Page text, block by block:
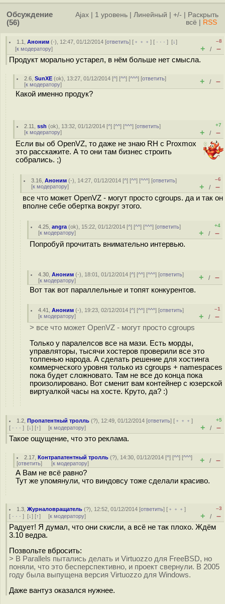
Обсуждение
(56)
Ajax 1 уровень Линейный +/-
Раскрыть
всё
RSS
1.1 ,Аноним (-), 12:47, 01/12/2014 [ответить] [ ﹢﹢﹢] [ · · ·][↓]
[к модератору]
–8
+ / –
Продукт морально устарел, в нём больше нет смысла.
2.6 ,SunXE (ok), 13:27, 01/12/2014 [^] [^^] [^^^] [ответить]
[к модератору] + / –
Какой именно продук?
2.11 ,ssh (ok), 13:32, 01/12/2014 [^] [^^] [^^^] [ответить]
[к модератору]
+7
+ / –
Если вы об OpenVZ, то даже не знаю RH с Proxmox
это расскажите. А то они там бизнес строить
собрались. ;)
3.16 ,Аноним (-), 14:27, 01/12/2014 [^] [^^] [^^^] [ответить]
[к модератору]
–6
+ / –
все что может OpenVZ - могут просто cgroups. да и так он
вполне себе обертка вокруг этого.
4.25 ,angra (ok), 15:22, 01/12/2014 [^] [^^] [^^^] [ответить]
[к модератору]
+4
+ / –
Попробуй прочитать внимательно интервью.
4.30 ,Аноним (-), 18:01, 01/12/2014 [^] [^^] [^^^] [ответить]
[к модератору] + / –
Вот так вот параллельные и топят конкурентов.
4.41 ,Аноним (-), 19:23, 02/12/2014 [^] [^^] [^^^] [ответить]
[к модератору]
–1
+ / –
> все что может OpenVZ - могут просто cgroups
Только у паралелсов все на мази. Есть морды,
управляторы, тысячи хостеров проверили все это
толпенью народа. А сделать решение для хостинга
коммерческого уровня только из cgroups + namespaces
пока будет сложновато. Там не все до конца пока
произолировано. Вот сменит вам контейнер с юзерской
виртуалкой часы на хосте. Круто, да? :)
1.2 ,Пропатентный тролль (?), 12:49, 01/12/2014 [ответить] [ ﹢﹢﹢]
[ · · · ] [↓] [↑] [к модератору]
+5
+ / –
Такое ощущение, что это реклама.
2.17 ,Контрапатентный тролль (?), 14:30, 01/12/2014 [^] [^^] [^^^]
[ответить] [к модератору] + / –
А Вам не всё равно?
Тут же упомянули, что виндовсу тоже сделали красиво.
1.3 ,Журналовращатель (?), 12:52, 01/12/2014 [ответить] [ ﹢﹢﹢]
[ · · · ] [↓] [↑] [к модератору]
–3
+ / –
Радует! Я думал, что они скисли, а всё не так плохо. Ждём
3.10 ведра.
Позвольте вбросить:
> В Parallels пытались делать и Virtuozzo для FreeBSD, но
поняли, что это бесперcпективно, и проект свернули. В 2005
году была выпущена версия Virtuozzo для Windows.
Даже вантуз оказался нужнее.